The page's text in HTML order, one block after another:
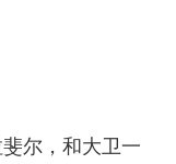
尔，和大卫一